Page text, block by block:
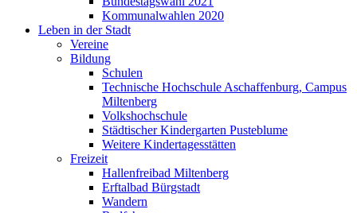
Kommunalwahlen 2020
Leben in der Stadt
Vereine
Bildung
Schulen
Technische Hochschule Aschaffenburg, Campus
Miltenberg
Volkshochschule
Städtischer Kindergarten Pusteblume
Weitere Kindertagesstätten
Freizeit
Hallenfreibad Miltenberg
Erftalbad Bürgstadt
Wandern